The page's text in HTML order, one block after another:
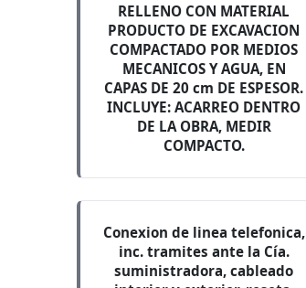
RELLENO CON MATERIAL
PRODUCTO DE EXCAVACION
COMPACTADO POR MEDIOS
MECANICOS Y AGUA, EN
CAPAS DE 20 cm DE ESPESOR.
INCLUYE: ACARREO DENTRO
DE LA OBRA, MEDIR
COMPACTO.
Conexion de linea telefonica,
inc. tramites ante la Cía.
suministradora, cableado